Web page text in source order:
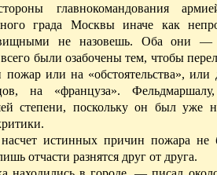
главнокомандования
града Москвы иначе как
не назовешь. Оба они —
всего были озабочены тем, чтобы
или на «обстоятельства», или
на «француза».
степени, поскольку он был уже
истинных причин пожара не
отчасти разнятся друг от друга.